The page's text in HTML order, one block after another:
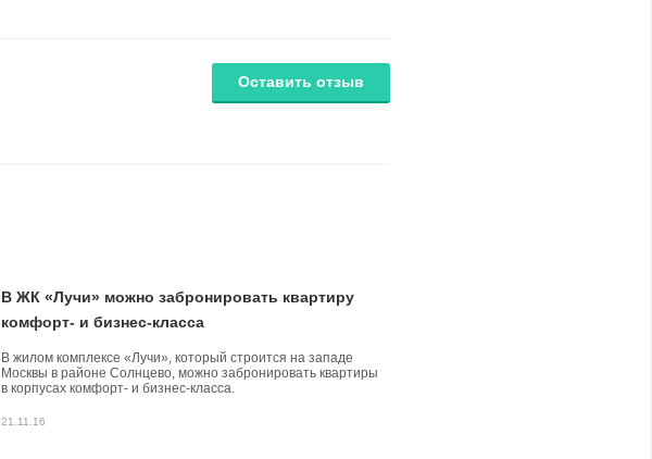
Оставить отзыв
В ЖК «Лучи» можно забронировать квартиру
комфорт- и бизнес-класса
В жилом комплексе «Лучи», который строится на западе
Москвы в районе Солнцево, можно забронировать квартиры
в корпусах комфорт- и бизнес-класса.
21.11.16